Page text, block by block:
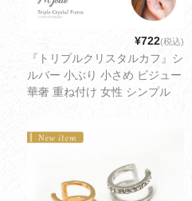
¥722(税込)
『トリプルクリスタルカフ』シ
ルバー 小ぶり 小さめ ビジュー
華奢 重ね付け 女性 シンプル
2cm